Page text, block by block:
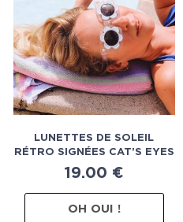
LUNETTES DE SOLEIL
RÉTRO SIGNÉES CAT’S EYES
19.00 €
OH OUI !